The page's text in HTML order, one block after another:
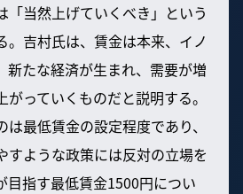
「当然上げていくべき」という
。吉村氏は、賃金は本来、イノ
新たな経済が生まれ、需要が増
っていくものだと説明する。
最低賃金の設定程度であり、
すような政策には反対の立場を
目指す最低賃金1500円につい